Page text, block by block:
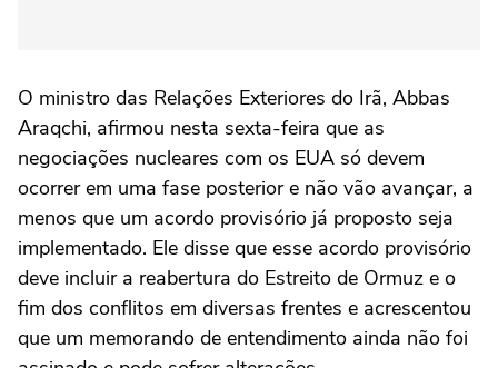
O ministro das Relações Exteriores do Irã, Abbas
Araqchi, afirmou ⁠nesta sexta-feira que as
negociações nucleares com os EUA só devem
ocorrer em uma fase posterior e não vão avançar, a
menos que um acordo provisório já proposto seja
implementado. Ele disse que esse acordo provisório
deve incluir a reabertura do Estreito de Ormuz e o
fim dos conflitos em diversas frentes e acrescentou
que um memorando de entendimento ainda não foi